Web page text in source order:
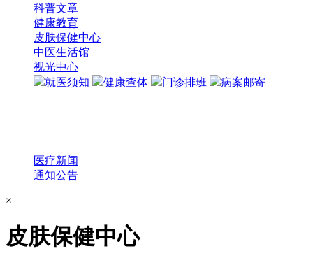
科普文章
健康教育
皮肤保健中心
中医生活馆
视光中心
就医须知
健康查体 门诊排班 病案邮寄
医疗新闻
通知公告
×
皮肤保健中心